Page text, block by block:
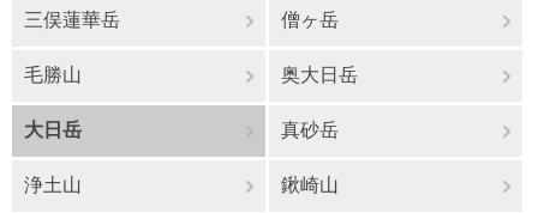
三俣蓮華岳 僧ヶ岳
毛勝山 奥大日岳
大日岳 真砂岳
浄土山 鍬崎山